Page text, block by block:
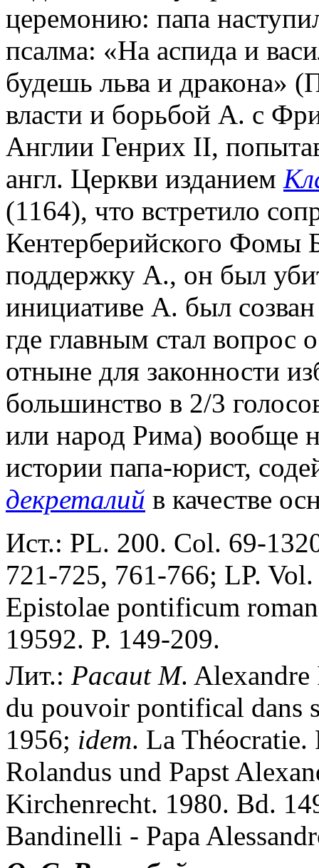
церемонию: папа
псалма: «На аспида и
будешь льва и дракона»
власти и борьбой А. с
Англии Генрих II,
англ. Церкви изданием
(1164), что встретило
Кентерберийского Фомы
поддержку А., он был
инициативе А. был
где главным стал вопрос
отныне для законности
большинство в 2/3
или народ Рима) вообще
истории папа-юрист,
декреталий в качестве
Ист.: PL. 200. Col. 69-
721-725, 761-766; LP.
Epistolae pontificum
19592. P. 149-209.
Лит.: Pacaut M. Alexandre
du pouvoir pontifical dans
1956; idem. La
Rolandus und Papst
Kirchenrecht. 1980. Bd.
Bandinelli - Papa